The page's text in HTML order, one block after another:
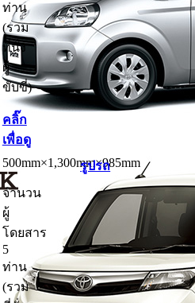
ท่าน
(รวม
ที่นั่ง
ผู้
ขับขี่)
คลิ๊ก
เพื่อดู
500mm×1,300mm×985mm
จำนวน
ผู้
โดยสาร
5
ท่าน
(รวม
รูปรถ